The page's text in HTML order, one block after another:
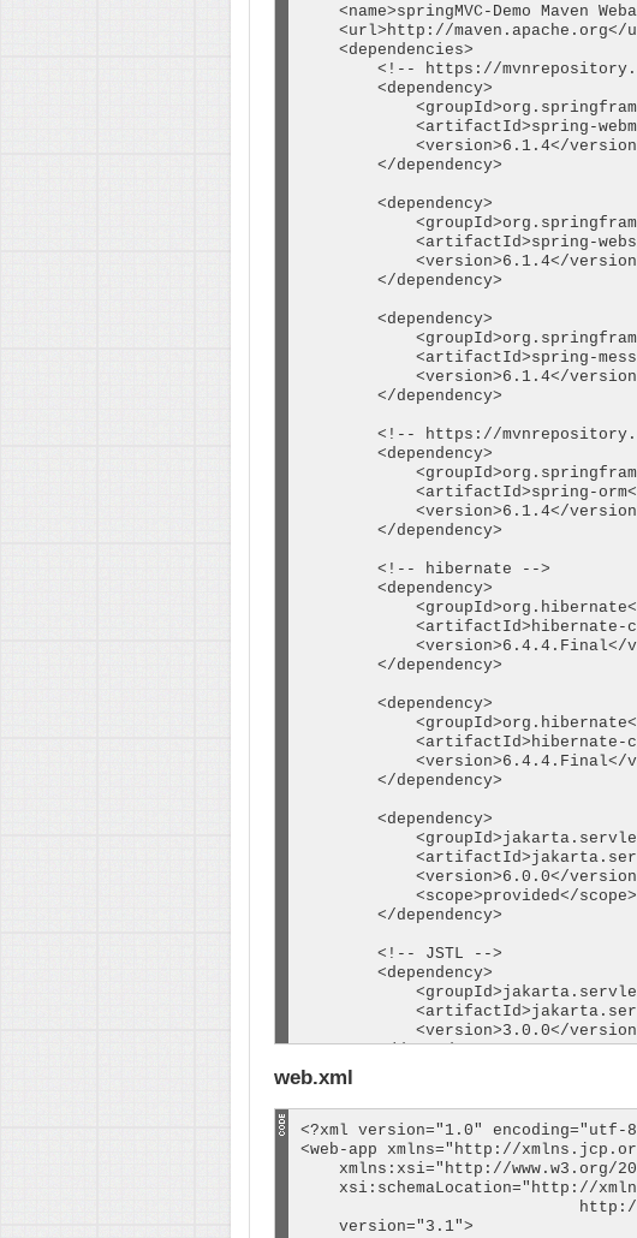
<name>springMVC-Demo Maven
<url>http://maven.apache.org</
    <dependencies>
<!-- https://
        <dependency>
<artifactId>spring-
<version>6.1.4</
        </dependency>
        <dependency>
<artifactId>spring-
<version>6.1.4</
        </dependency>
        <dependency>
<artifactId>spring-
<version>6.1.4</
        </dependency>
<!-- https://
        <dependency>
<artifactId>spring-
<version>6.1.4</
        </dependency>
        <!-- hibernate -->
        <dependency>
<artifactId>hibernate-
<version>6.4.4.Final</
        </dependency>
        <dependency>
<artifactId>hibernate-
<version>6.4.4.Final</
        </dependency>
        <dependency>
<version>6.0.0</
            <scope>provided</scope>
        </dependency>
        <!-- JSTL -->
        <dependency>
<version>3.0.0</
        </dependency>
        <dependency>
<version>3.0.1</
        </dependency>
<!-- https://
        <dependency>
web.xml
<?xml version="1.0" encoding="utf-
<web-app xmlns="http://
xmlns:xsi="http://www.w3.org/
xsi:schemaLocation="http://
    version="3.1">